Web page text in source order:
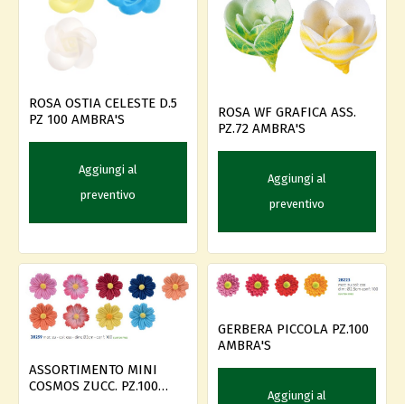
ROSA OSTIA CELESTE D.5
PZ 100 AMBRA'S
Aggiungi al
preventivo
ROSA WF GRAFICA ASS.
PZ.72 AMBRA'S
Aggiungi al
preventivo
ASSORTIMENTO MINI
COSMOS ZUCC. PZ.100
GERBERA PICCOLA PZ.100
AMBRA'S
Aggiungi al